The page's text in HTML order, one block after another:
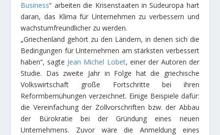
Business“ arbeiten die Krisenstaaten in Südeuropa hart
daran, das Klima für Unternehmen zu verbessern und
wachstumfreundlicher zu werden.
„Griechenland gehört zu den Ländern, in denen sich die
Bedingungen für Unternehmen am stärksten verbessert
haben“, sagte Jean Michel Lobet, einer der Autoren der
Studie. Das zweite Jahr in Folge hat die griechische
Volkswirtschaft große Fortschritte bei ihren
Reformbemühungen verzeichnet. Einige Beispiele dafür:
die Vereinfachung der Zollvorschriften bzw. der Abbau
der Bürokratie bei der Gründung eines neuen
Unternehmens. Zuvor wäre die Anmeldung eines